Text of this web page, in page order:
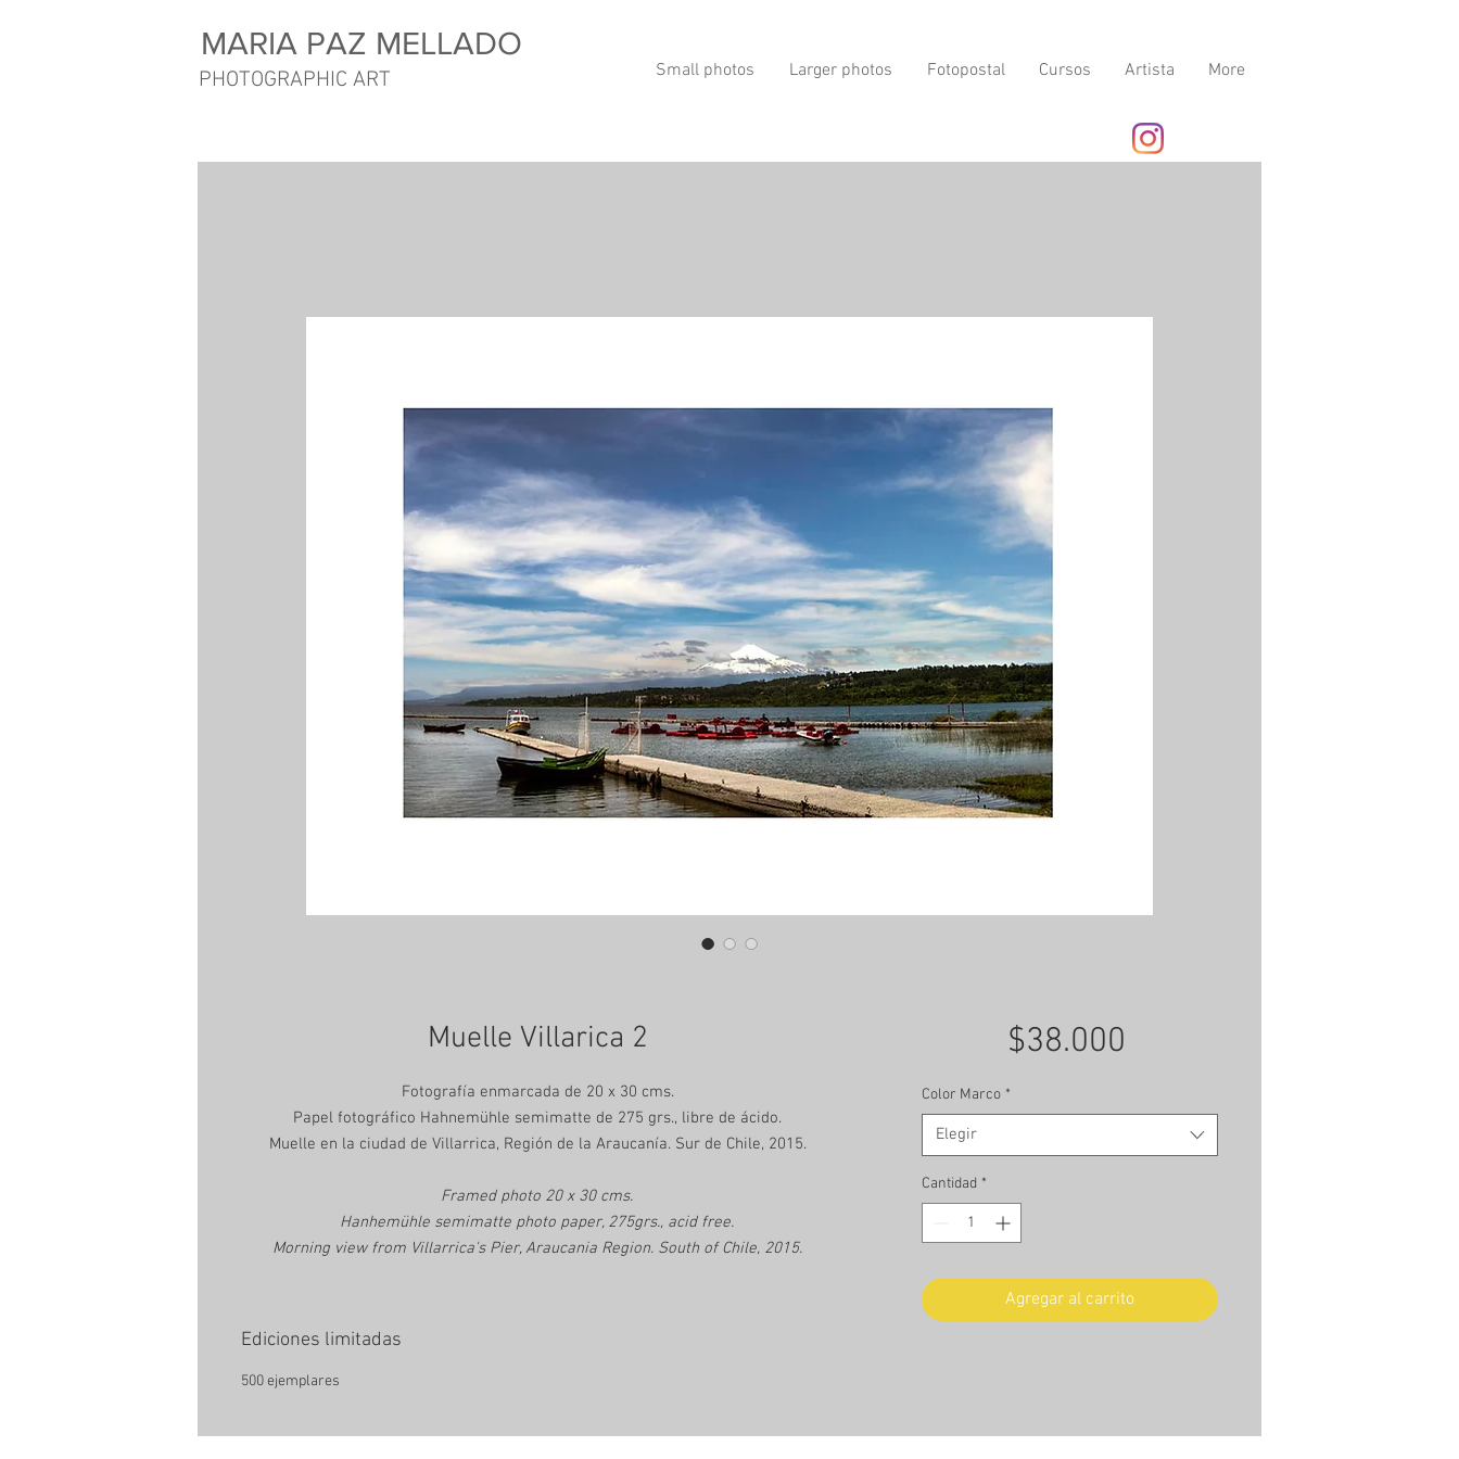
MARIA PAZ MELLADO
PHOTOGRAPHIC ART Small photos Larger photos Fotopostal Cursos Artista More
Muelle Villarica 2
Fotografía enmarcada de 20 x 30 cms.
Papel fotográfico Hahnemühle semimatte de 275 grs., libre de ácido.
Muelle en la ciudad de Villarrica, Región de la Araucanía. Sur de Chile, 2015.
Framed photo 20 x 30 cms.
Hanhemühle semimatte photo paper, 275grs., acid free.
Morning view from Villarrica's Pier, Araucania Region. South of Chile, 2015.
Ediciones limitadas
500 ejemplares
$38.000
Color Marco *
Elegir
Cantidad *
Agregar al carrito